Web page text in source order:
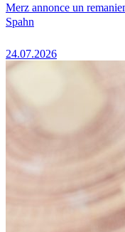
Merz annonce un
Spahn
24.07.2026